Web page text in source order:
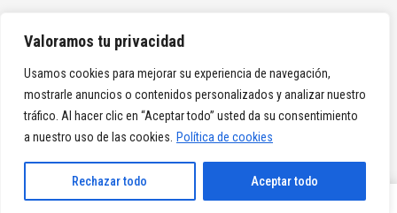
Valoramos tu privacidad
Usamos cookies para mejorar su experiencia de navegación,
mostrarle anuncios o contenidos personalizados y analizar nuestro
tráfico. Al hacer clic en “Aceptar todo” usted da su consentimiento
a nuestro uso de las cookies.
Política de cookies
Rechazar todo Aceptar todo
SHARE TWEET